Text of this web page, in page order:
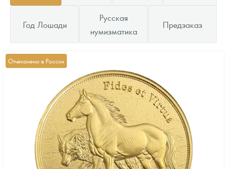
Год Лошади
Русская
нумизматика
Предзаказ
Отчеканено в России